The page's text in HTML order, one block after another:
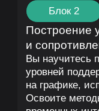
к уверенной
сделках.
Бонусный
прибыль на